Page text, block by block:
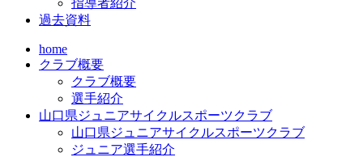
指導者紹介
過去資料
home
クラブ概要
クラブ概要
選手紹介
山口県ジュニアサイクルスポーツクラブ
山口県ジュニアサイクルスポーツクラブ
ジュニア選手紹介